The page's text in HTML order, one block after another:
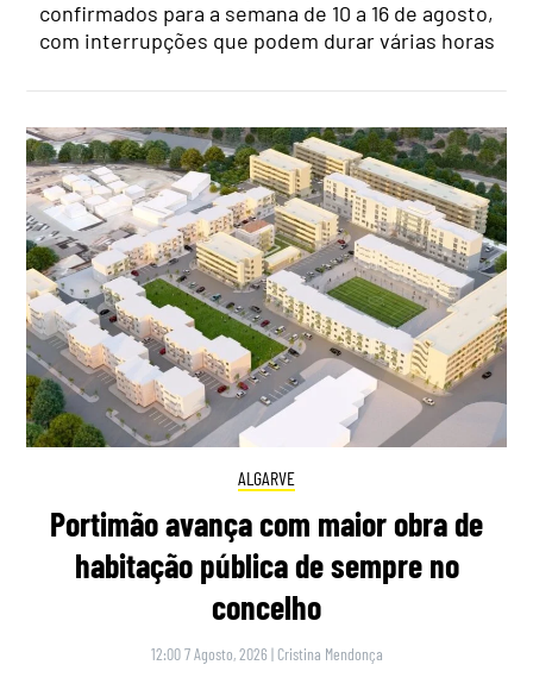
confirmados para a semana de 10 a 16 de agosto,
com interrupções que podem durar várias horas
ALGARVE
Portimão avança com maior obra de
habitação pública de sempre no
concelho
12:00 7 Agosto, 2026 | Cristina Mendonça